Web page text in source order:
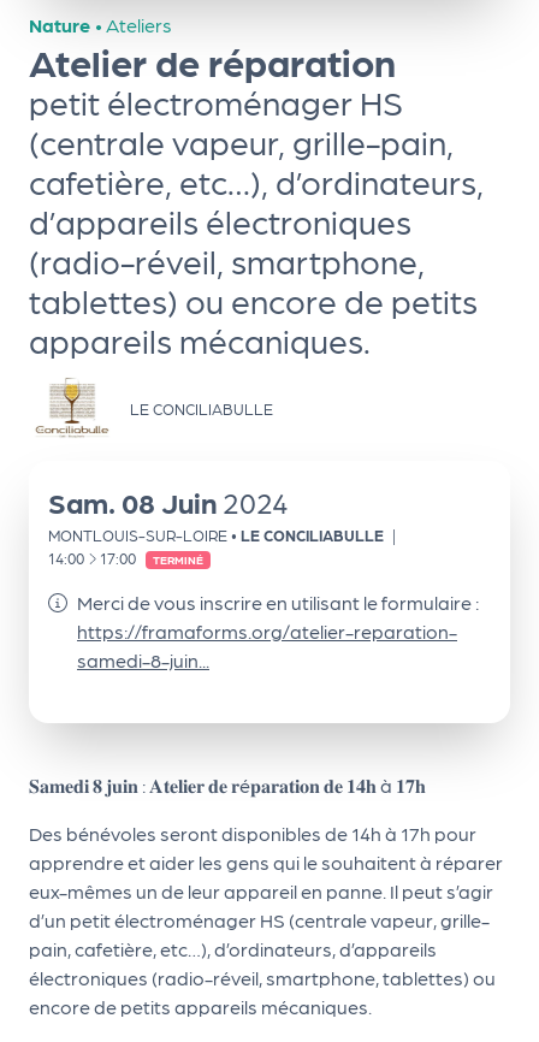
Nature • Ateliers
Atelier de réparation
petit électroménager HS
(centrale vapeur, grille-pain,
cafetière, etc…), d’ordinateurs,
d’appareils électroniques
(radio-réveil, smartphone,
tablettes) ou encore de petits
appareils mécaniques.
LE CONCILIABULLE
Sam. 08 Juin 2024
MONTLOUIS-SUR-LOIRE • LE CONCILIABULLE |
14:00 À
17:00 TERMINÉ
Merci de vous inscrire en utilisant le formulaire :
https://framaforms.org/atelier-reparation-
samedi-8-juin...
𝐒𝐚𝐦𝐞𝐝𝐢 𝟖 𝐣𝐮𝐢𝐧 : 𝐀𝐭𝐞𝐥𝐢𝐞𝐫 𝐝𝐞 𝐫é𝐩𝐚𝐫𝐚𝐭𝐢𝐨𝐧 𝐝𝐞 𝟏𝟒𝐡 à 𝟏𝟕𝐡
Des bénévoles seront disponibles de 14h à 17h pour
apprendre et aider les gens qui le souhaitent à réparer
eux-mêmes un de leur appareil en panne. Il peut s’agir
d’un petit électroménager HS (centrale vapeur, grille-
pain, cafetière, etc…), d’ordinateurs, d’appareils
électroniques (radio-réveil, smartphone, tablettes) ou
encore de petits appareils mécaniques.
ns
PR
O
G!
PR
O
G!
Le
Ma
g
Sui
e
le
PR
O
G!
os
se
rvi
ce
s
L
e